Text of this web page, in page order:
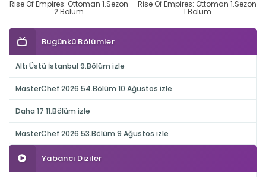
Rise Of Empires: Ottoman 1.Sezon
2.Bölüm
Rise Of Empires: Ottoman 1.Sezon
1.Bölüm
Bugünkü Bölümler
Altı Üstü İstanbul 9.Bölüm izle
MasterChef 2026 54.Bölüm 10 Ağustos izle
Daha 17 11.Bölüm izle
MasterChef 2026 53.Bölüm 9 Ağustos izle
Yabancı Diziler